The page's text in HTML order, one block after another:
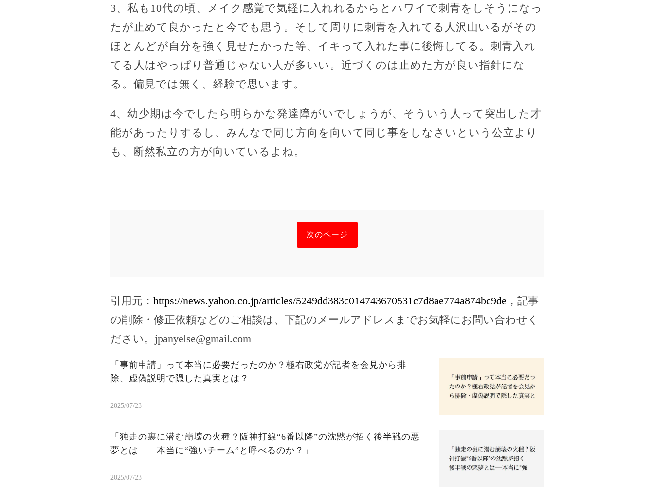
3、私も10代の頃、メイク感覚で気軽に入れれるからとハワイで刺青をしそうになっ
たが止めて良かったと今でも思う。そして周りに刺青を入れてる人沢山いるがその
ほとんどが自分を強く見せたかった等、イキって入れた事に後悔してる。刺青入れ
てる人はやっぱり普通じゃない人が多いい。近づくのは止めた方が良い指針にな
る。偏見では無く、経験で思います。
4、幼少期は今でしたら明らかな発達障がいでしょうが、そういう人って突出した才
能があったりするし、みんなで同じ方向を向いて同じ事をしなさいという公立より
も、断然私立の方が向いているよね。
次のページ
引用元： https://news.yahoo.co.jp/articles/5249dd383c014743670531c7d8ae774a874bc9de ，記事
の削除・修正依頼などのご相談は、下記のメールアドレスまでお気軽にお問い合わせく
ださい。 jpanyelse@gmail.com
「事前申請」って本当に必要だったのか？極右政党が記者を会見から排
除、虚偽説明で隠した真実とは？
2025/07/23
「独走の裏に潜む崩壊の火種？阪神打線“6番以降”の沈黙が招く後半戦の悪
夢とは——本当に“強いチーム”と呼べるのか？」
2025/07/23